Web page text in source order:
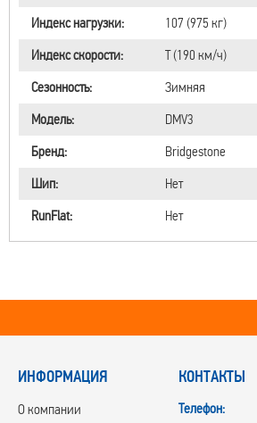
Индекс нагрузки:
107 (975 кг)
Индекс скорости:
T (190 км/ч)
Сезонность:
Зимняя
Модель:
DMV3
Бренд:
Bridgestone
Шип:
Нет
RunFlat:
Нет
ИНФОРМАЦИЯ
О компании
КОНТАКТЫ
Телефон: